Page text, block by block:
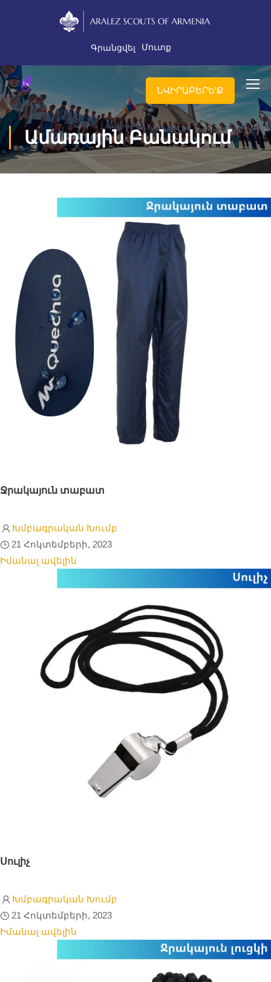
Գրանցվել Մուտք
ՆՎԻՐԱԲԵՐԵ'Ք
Ամառային Բանակում
Ջրակայուն տաբատ
Խմբագրական Խումբ
21 Հոկտեմբերի, 2023
Իմանալ ավելին
Սուլիչ
Խմբագրական Խումբ
21 Հոկտեմբերի, 2023
Իմանալ ավելին